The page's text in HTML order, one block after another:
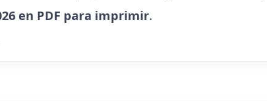
en PDF para imprimir.